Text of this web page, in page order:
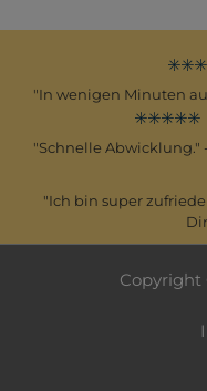
"In wenigen Minuten
✳️✳️✳️✳️✳️
"Schnelle Abwicklung."
"Ich bin super
Copyright